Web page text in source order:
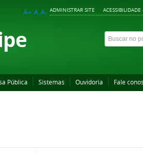
ADMINISTRAR SITE ACESSIBILIDADE
A+ A A-
Pública Sistemas Ouvidoria Fale